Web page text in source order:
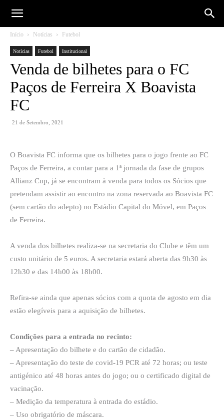
Início Notícias Futebol
Notícias Futebol Institucional
Venda de bilhetes para o FC
Paços de Ferreira X Boavista
FC
21 de Setembro, 2021
O Boavista FC informa que os bilhetes para o jogo frente ao FC
Paços de Ferreira, a contar para a 1ª jornada da fase de grupos
Allianz Cup, já se encontram à venda para todos os Sócios que
pretendam assistir ao encontro na zona reservada ao Boavista FC
(sem cartão do adepto) no Estádio Capital do Móvel, em Paços
de Ferreira.
A venda dos bilhetes realiza-se na secretaria do Clube e têm um
custo unitário de 5 euros. A secretaria estará aberta das 9h30 às
12h30 e das 14h00 às 18h00.
Refira-se ainda que apenas sócios com a quota de agosto em dia
estão elegíveis para a aquisição de bilhetes.
Condições para a entrada no recinto:
– Apresentação do bilhete e do cartão de cidadão.
– Apresentação do teste de covid-19 PCR até 72 horas; ou teste
antigénico até 48 horas antes do jogo; ou o certificado digital de
vacinação.
– Medição da temperatura à entrada do estádio.
– Uso obrigatório de máscara.